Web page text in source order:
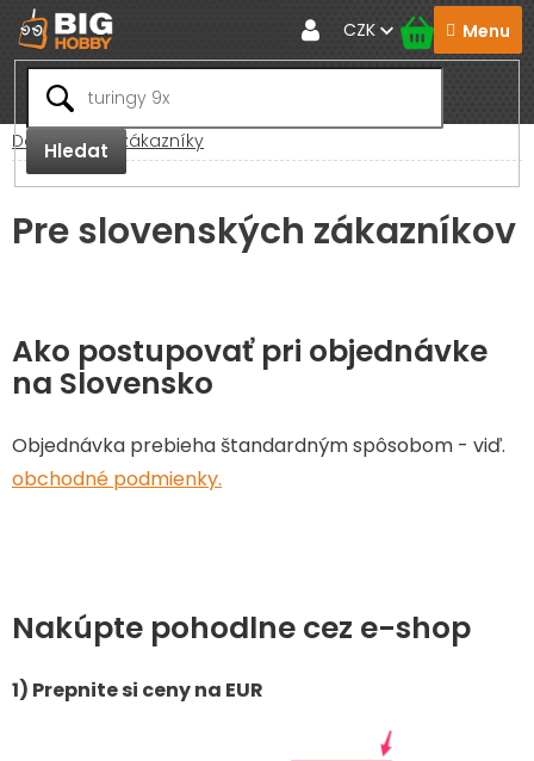
Přejít
na
obsah
Hledat
CZK
Domů Pro zákazníky
Pre slovenských zákazníkov
Ako postupovať pri objednávke
na Slovensko
Objednávka prebieha štandardným spôsobom - viď.
obchodné podmienky.
Nakúpte pohodlne cez e-shop
1) Prepnite si ceny na EUR